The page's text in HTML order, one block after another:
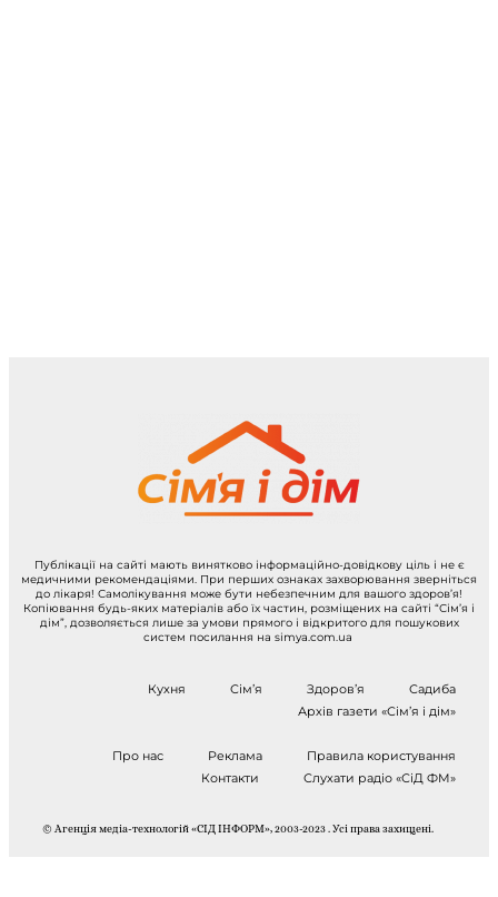
Публікації на сайті мають винятково інформаційно-довідкову ціль і не є
медичними рекомендаціями. При перших ознаках захворювання зверніться
до лікаря! Самолікування може бути небезпечним для вашого здоров’я!
Копіювання будь-яких матеріалів або їх частин, розміщених на сайті “Сім’я і
дім”, дозволяється лише за умови прямого і відкритого для пошукових
систем посилання на simya.com.ua
Кухня Сім’я Здоров’я
Садиба
Архів газети «Сім’я і дім»
Про нас Реклама
Правила користування
Контакти
Слухати радіо «СіД ФМ»
© Агенція медіа-технологій «СІД ІНФОРМ», 2003-2023 . Усі права захищені.